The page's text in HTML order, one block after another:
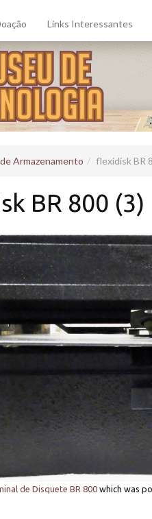
Links Interessantes
Armazenamento flexidisk BR
BR 800 (3)
de Disquete BR 800which was